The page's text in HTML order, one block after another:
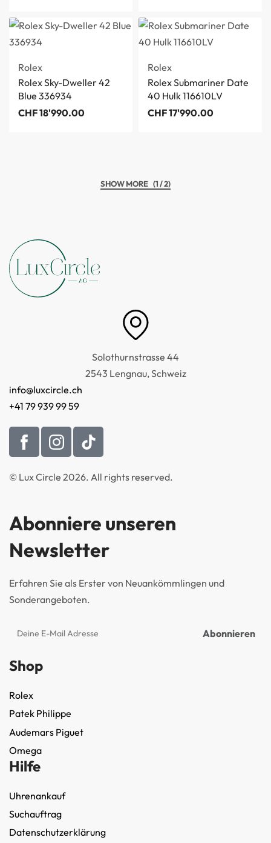
Rolex
Rolex Sky-Dweller 42
Blue 336934
CHF18'990.00
Rolex
Rolex Submariner Date
40 Hulk 116610LV
CHF17'990.00
(1 / 2)
Solothurnstrasse 44
2543 Lengnau, Schweiz
info@luxcircle.ch
+41 79 939 99 59
© Lux Circle 2026. All rights reserved.
Abonniere unseren
Newsletter
Erfahren Sie als Erster von Neuankömmlingen und
Sonderangeboten.
Shop
Rolex
Patek Philippe
Audemars Piguet
Omega
Hilfe
Uhrenankauf
Suchauftrag
Datenschutzerklärung